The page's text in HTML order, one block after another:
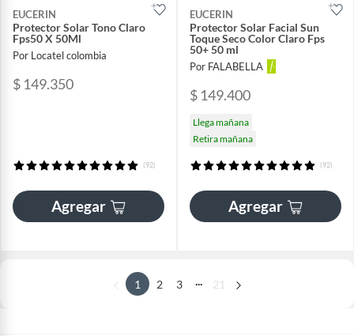
EUCERIN
Protector Solar Tono Claro
Fps50 X 50Ml
Por Locatel colombia
$ 149.350
(92)
Agregar
EUCERIN
Protector Solar Facial Sun
Toque Seco Color Claro Fps
50+ 50 ml
Por FALABELLA
$ 149.400
Llega mañana
Retira mañana
(92)
Agregar
1 2 3 21